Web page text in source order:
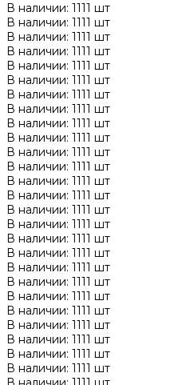
В наличии: 1111 шт
В наличии: 1111 шт
В наличии: 1111 шт
В наличии: 1111 шт
В наличии: 1111 шт
В наличии: 1111 шт
В наличии: 1111 шт
В наличии: 1111 шт
В наличии: 1111 шт
В наличии: 1111 шт
В наличии: 1111 шт
В наличии: 1111 шт
В наличии: 1111 шт
В наличии: 1111 шт
В наличии: 1111 шт
В наличии: 1111 шт
В наличии: 1111 шт
В наличии: 1111 шт
В наличии: 1111 шт
В наличии: 1111 шт
В наличии: 1111 шт
В наличии: 1111 шт
В наличии: 1111 шт
В наличии: 1111 шт
В наличии: 1111 шт
В наличии: 1111 шт